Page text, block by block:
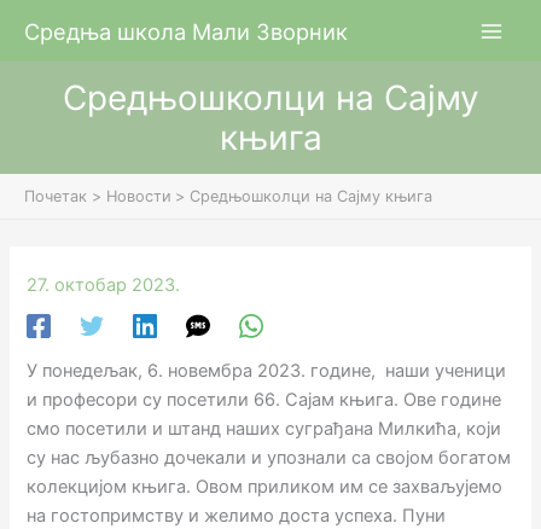
Средња школа Мали Зворник
Средњошколци на Сајму
књига
Почетак Новости Средњошколци на Сајму књига
27. октобар 2023.
У понедељак, 6. новембра 2023. године, наши ученици
и професори су посетили 66. Сајам књига. Ове године
смо посетили и штанд наших суграђана Милкића, који
су нас љубазно дочекали и упознали са својом богатом
колекцијом књига. Овом приликом им се захваљујемо
на гостопримству и желимо доста успеха. Пуни